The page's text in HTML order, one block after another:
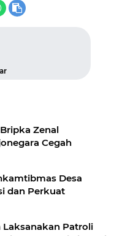
Zenal
Cegah
Desa
dan Perkuat
Laksanakan Patroli